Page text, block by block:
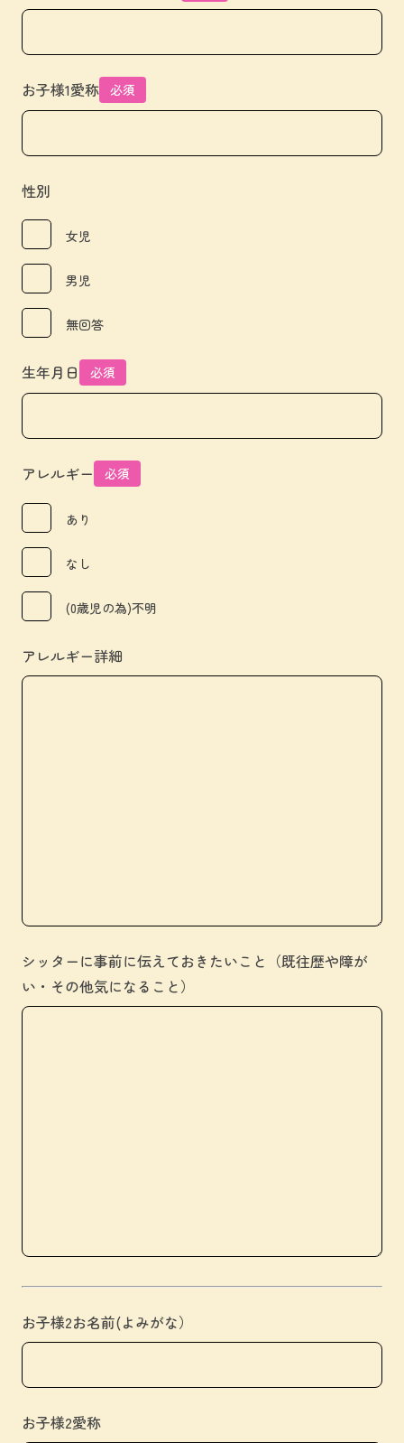
お子様1愛称 必須
性別
女児
男児
無回答
生年月日 必須
アレルギー 必須
あり
なし
(0歳児の為)不明
アレルギー詳細
シッターに事前に伝えておきたいこと（既往歴や障が
い・その他気になること）
お子様2お名前(よみがな）
お子様2愛称